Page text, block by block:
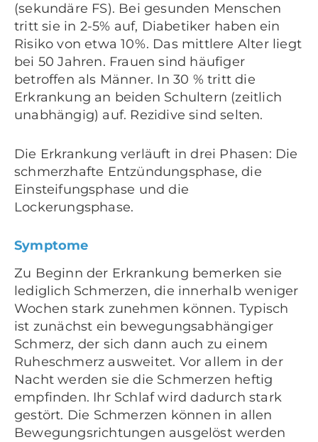
(sekundäre FS). Bei gesunden Menschen
tritt sie in 2-5% auf, Diabetiker haben ein
Risiko von etwa 10%. Das mittlere Alter liegt
bei 50 Jahren. Frauen sind häufiger
betroffen als Männer. In 30 % tritt die
Erkrankung an beiden Schultern (zeitlich
unabhängig) auf. Rezidive sind selten.
Die Erkrankung verläuft in drei Phasen: Die
schmerzhafte Entzündungsphase, die
Einsteifungsphase und die
Lockerungsphase.
Symptome
Zu Beginn der Erkrankung bemerken sie
lediglich Schmerzen, die innerhalb weniger
Wochen stark zunehmen können. Typisch
ist zunächst ein bewegungsabhängiger
Schmerz, der sich dann auch zu einem
Ruheschmerz ausweitet. Vor allem in der
Nacht werden sie die Schmerzen heftig
empfinden. Ihr Schlaf wird dadurch stark
gestört. Die Schmerzen können in allen
Bewegungsrichtungen ausgelöst werden